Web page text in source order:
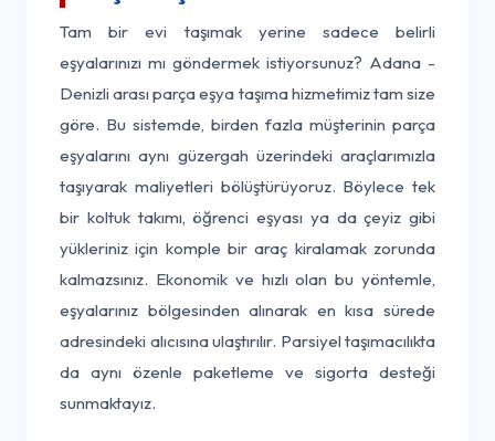
Tam bir evi taşımak yerine sadece belirli
eşyalarınızı mı göndermek istiyorsunuz? Adana -
Denizli arası parça eşya taşıma hizmetimiz tam size
göre. Bu sistemde, birden fazla müşterinin parça
eşyalarını aynı güzergah üzerindeki araçlarımızla
taşıyarak maliyetleri bölüştürüyoruz. Böylece tek
bir koltuk takımı, öğrenci eşyası ya da çeyiz gibi
yükleriniz için komple bir araç kiralamak zorunda
kalmazsınız. Ekonomik ve hızlı olan bu yöntemle,
eşyalarınız bölgesinden alınarak en kısa sürede
adresindeki alıcısına ulaştırılır. Parsiyel taşımacılıkta
da aynı özenle paketleme ve sigorta desteği
sunmaktayız.